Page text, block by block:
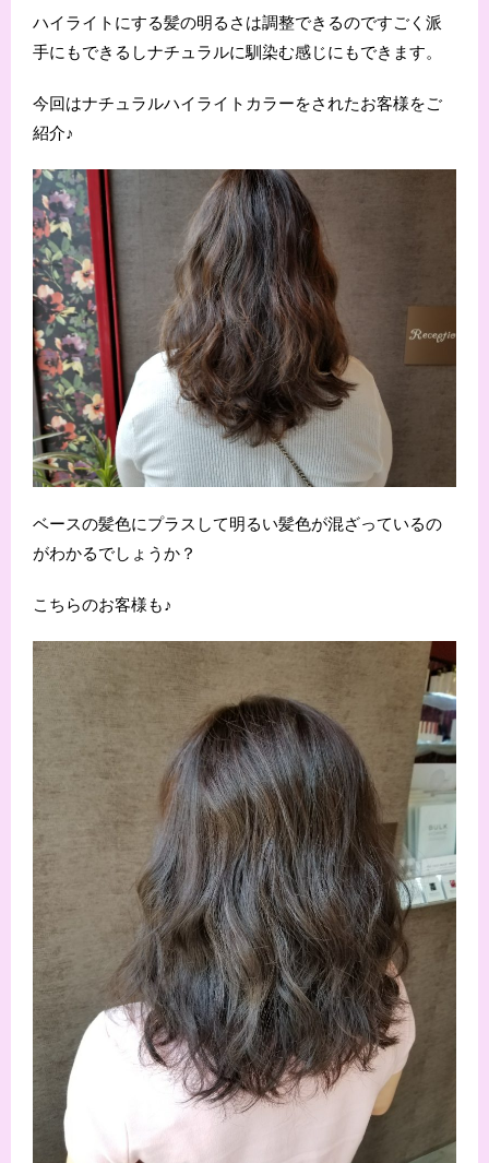
ハイライトにする髪の明るさは調整できるのですごく派
手にもできるしナチュラルに馴染む感じにもできます。
今回はナチュラルハイライトカラーをされたお客様をご
紹介♪
ベースの髪色にプラスして明るい髪色が混ざっているの
がわかるでしょうか？
こちらのお客様も♪